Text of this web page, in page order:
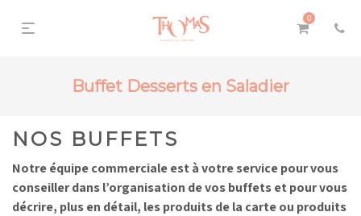
0
Buffet Desserts en Saladier
NOS BUFFETS
Notre équipe commerciale est à votre service pour vous
conseiller dans l’organisation de vos buffets et pour vous
décrire, plus en détail, les produits de la carte ou produits